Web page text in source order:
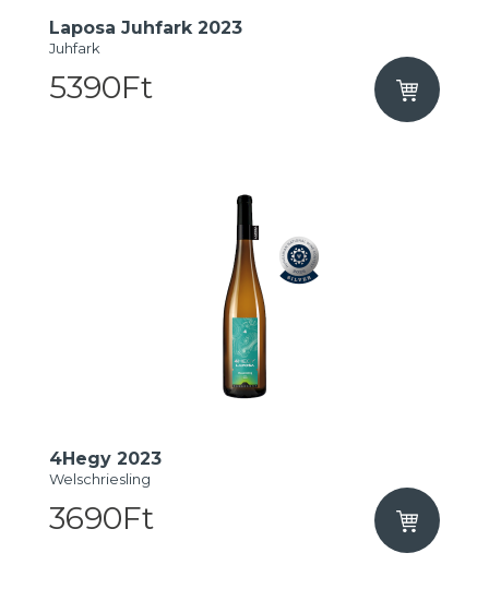
Laposa Juhfark 2023
Juhfark
5390Ft
4Hegy 2023
Welschriesling
3690Ft